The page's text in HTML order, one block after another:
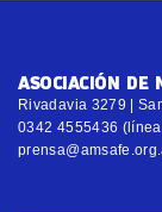
ASOCIACIÓN DE
Rivadavia 3279 |
0342 4555436